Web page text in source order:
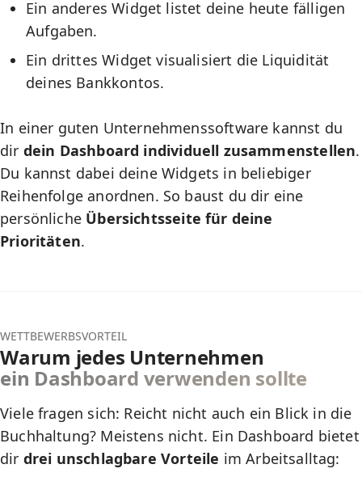
Ein anderes Widget listet deine heute fälligen
Aufgaben.
Ein drittes Widget visualisiert die Liquidität
deines Bankkontos.
In einer guten Unternehmenssoftware kannst du
dir dein Dashboard individuell zusammenstellen.
Du kannst dabei deine Widgets in beliebiger
Reihenfolge anordnen. So baust du dir eine
persönliche Übersichtsseite für deine
Prioritäten.
WETTBEWERBSVORTEIL
Warum jedes Unternehmen
ein Dashboard verwenden sollte
Viele fragen sich: Reicht nicht auch ein Blick in die
Buchhaltung? Meistens nicht. Ein Dashboard bietet
dir drei unschlagbare Vorteile im Arbeitsalltag: